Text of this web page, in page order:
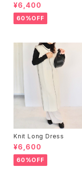
¥6,400
60%OFF
Knit Long Dress
¥6,600
60%OFF